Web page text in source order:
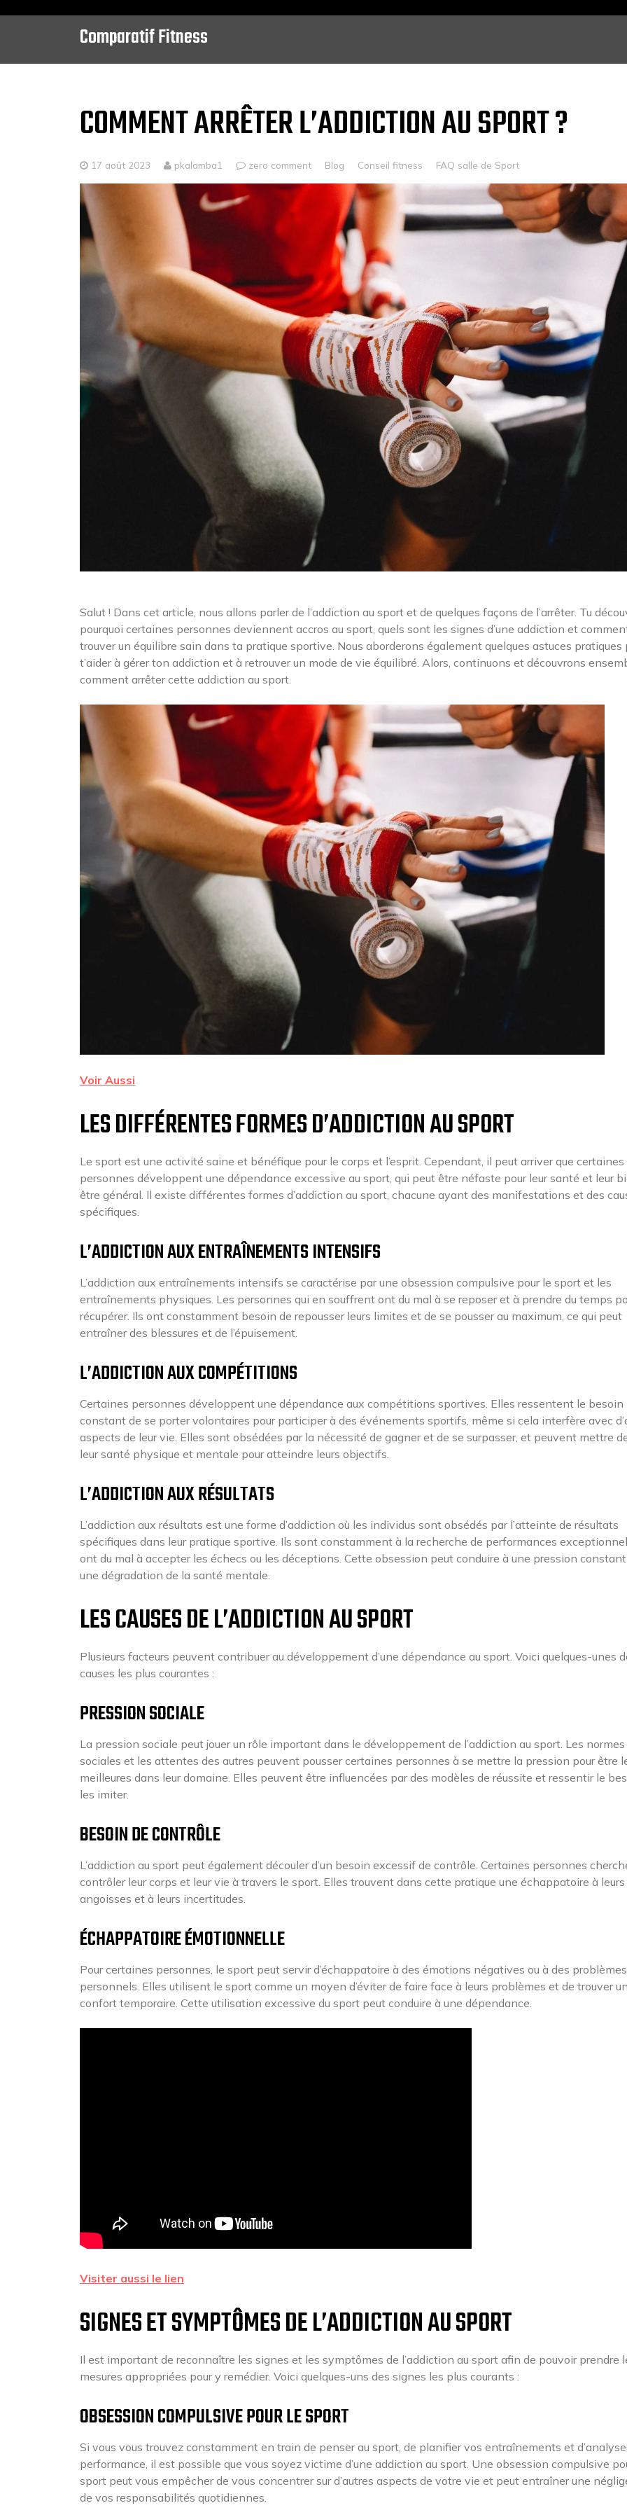
Comparatif Fitness
COMMENT ARRÊTER L’ADDICTION AU SPORT ?
17 août 2023 pkalamba1 zero comment Blog Conseil fitness FAQ salle de Sport
Salut ! Dans cet article, nous allons parler de l’addiction au sport et de quelques façons de l’arrêter. Tu
pourquoi certaines personnes deviennent accros au sport, quels sont les signes d’une addiction et
trouver un équilibre sain dans ta pratique sportive. Nous aborderons également quelques astuces pratiques
t’aider à gérer ton addiction et à retrouver un mode de vie équilibré. Alors, continuons et découvrons
comment arrêter cette addiction au sport.
Voir Aussi
LES DIFFÉRENTES FORMES D’ADDICTION AU SPORT
Le sport est une activité saine et bénéfique pour le corps et l’esprit. Cependant, il peut arriver que certaines
personnes développent une dépendance excessive au sport, qui peut être néfaste pour leur santé et leur
être général. Il existe différentes formes d’addiction au sport, chacune ayant des manifestations et des
spécifiques.
L’ADDICTION AUX ENTRAÎNEMENTS INTENSIFS
L’addiction aux entraînements intensifs se caractérise par une obsession compulsive pour le sport et les
entraînements physiques. Les personnes qui en souffrent ont du mal à se reposer et à prendre du temps
récupérer. Ils ont constamment besoin de repousser leurs limites et de se pousser au maximum, ce qui peut
entraîner des blessures et de l’épuisement.
L’ADDICTION AUX COMPÉTITIONS
Certaines personnes développent une dépendance aux compétitions sportives. Elles ressentent le besoin
constant de se porter volontaires pour participer à des événements sportifs, même si cela interfère avec
aspects de leur vie. Elles sont obsédées par la nécessité de gagner et de se surpasser, et peuvent mettre
leur santé physique et mentale pour atteindre leurs objectifs.
L’ADDICTION AUX RÉSULTATS
L’addiction aux résultats est une forme d’addiction où les individus sont obsédés par l’atteinte de résultats
spécifiques dans leur pratique sportive. Ils sont constamment à la recherche de performances
ont du mal à accepter les échecs ou les déceptions. Cette obsession peut conduire à une pression
une dégradation de la santé mentale.
LES CAUSES DE L’ADDICTION AU SPORT
Plusieurs facteurs peuvent contribuer au développement d’une dépendance au sport. Voici quelques-unes
causes les plus courantes :
PRESSION SOCIALE
La pression sociale peut jouer un rôle important dans le développement de l’addiction au sport. Les normes
sociales et les attentes des autres peuvent pousser certaines personnes à se mettre la pression pour être
meilleures dans leur domaine. Elles peuvent être influencées par des modèles de réussite et ressentir le
les imiter.
BESOIN DE CONTRÔLE
L’addiction au sport peut également découler d’un besoin excessif de contrôle. Certaines personnes
contrôler leur corps et leur vie à travers le sport. Elles trouvent dans cette pratique une échappatoire à leurs
angoisses et à leurs incertitudes.
ÉCHAPPATOIRE ÉMOTIONNELLE
Pour certaines personnes, le sport peut servir d’échappatoire à des émotions négatives ou à des problèmes
personnels. Elles utilisent le sport comme un moyen d’éviter de faire face à leurs problèmes et de trouver un
confort temporaire. Cette utilisation excessive du sport peut conduire à une dépendance.
Visiter aussi le lien
SIGNES ET SYMPTÔMES DE L’ADDICTION AU SPORT
Il est important de reconnaître les signes et les symptômes de l’addiction au sport afin de pouvoir prendre
mesures appropriées pour y remédier. Voici quelques-uns des signes les plus courants :
OBSESSION COMPULSIVE POUR LE SPORT
Si vous vous trouvez constamment en train de penser au sport, de planifier vos entraînements et
performance, il est possible que vous soyez victime d’une addiction au sport. Une obsession compulsive
sport peut vous empêcher de vous concentrer sur d’autres aspects de votre vie et peut entraîner une
de vos responsabilités quotidiennes.